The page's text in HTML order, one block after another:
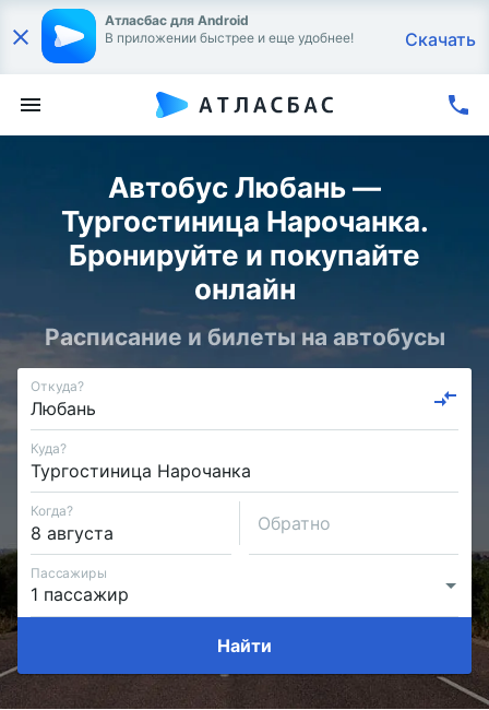
Атласбас для Android
В приложении быстрее и еще удобнее!
Скачать
Автобус Любань —
Тургостиница Нарочанка.
Бронируйте и покупайте
онлайн
Расписание и билеты на автобусы
Откуда?
Куда?
Когда?
Обратно
Пассажиры
Найти